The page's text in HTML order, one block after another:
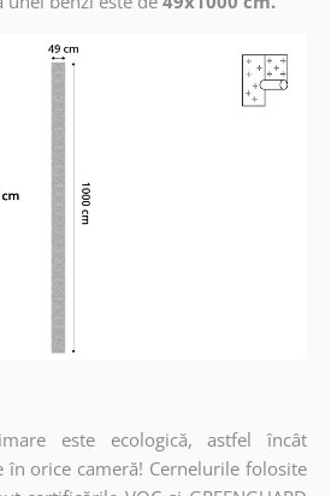
este ecologică, astfel încât
orice cameră! Cernelurile folosite